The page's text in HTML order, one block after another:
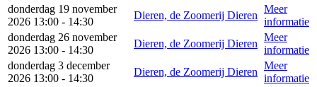
donderdag 19 november
2026 13:00 - 14:30
Dieren, de Zoomerij Dieren
Meer
informatie
donderdag 26 november
2026 13:00 - 14:30
Dieren, de Zoomerij Dieren
Meer
informatie
donderdag 3 december
2026 13:00 - 14:30
Dieren, de Zoomerij Dieren
Meer
informatie